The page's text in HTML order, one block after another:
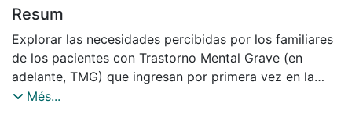
Resum
Explorar las necesidades percibidas por los familiares
de los pacientes con Trastorno Mental Grave (en
adelante, TMG) que ingresan por primera vez en la
unidad de psiquiatría infanto-juvenil. Ámbito de
Més...